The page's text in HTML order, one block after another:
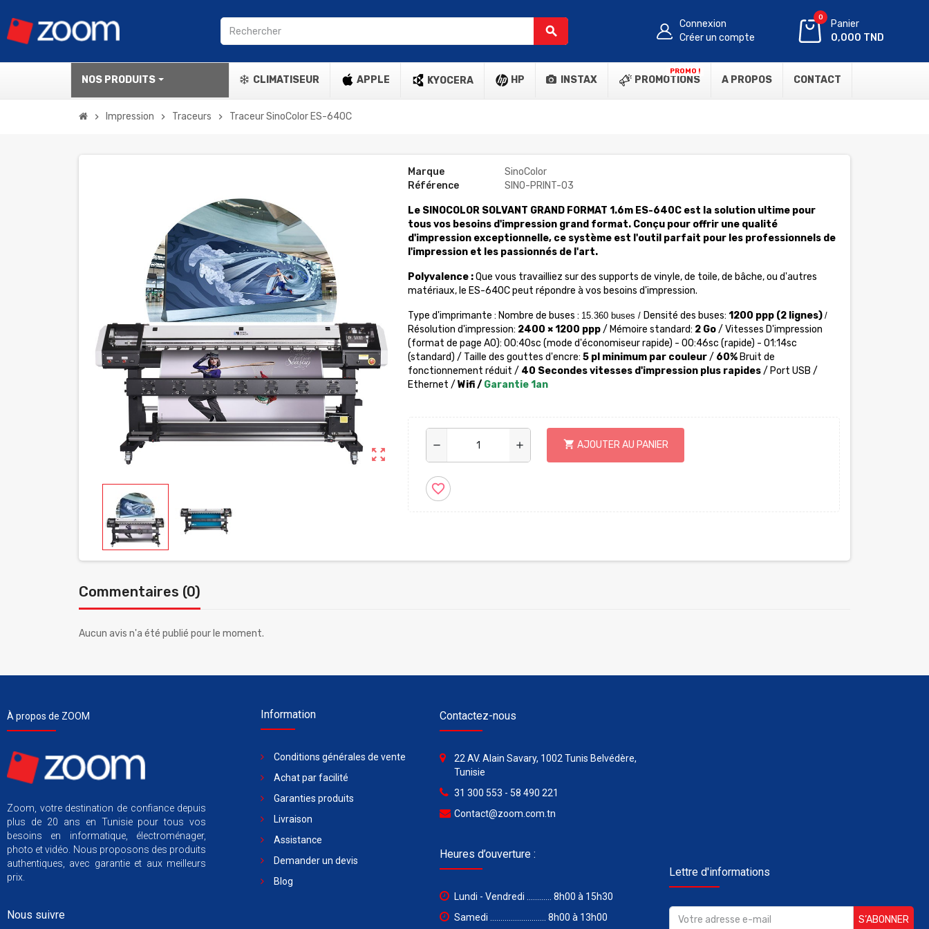
search
Connexion
Créer un compte
0
Panier
0,000 TND
NOS PRODUITS CLIMATISEUR APPLE KYOCERA HP INSTAX PROMOTIONS
PROMO !
A PROPOS CONTACT
chevron_right Impression chevron_right Traceurs chevron_right Traceur SinoColor ES-640C
zoom_out_map
Marque
SinoColor
Référence
SINO-PRINT-03
Le SINOCOLOR SOLVANT GRAND FORMAT 1.6m ES-640C est la solution ultime pour
tous vos besoins d'impression grand format. Conçu pour offrir une qualité
d'impression exceptionnelle, ce système est l'outil parfait pour les professionnels de
l'impression et les passionnés de l'art.
Polyvalence :Que vous travailliez sur des supports de vinyle, de toile, de bâche, ou d'autres
matériaux, le ES-640C peut répondre à vos besoins d'impression.
Type d'imprimante : Nombre de buses : 15.360 buses / Densité des buses: 1200 ppp (2 lignes) /
Résolution d'impression: 2400 × 1200 ppp/ Mémoire standard: 2 Go/ Vitesses D'impression
(format de page A0): 00:40sc (mode d'économiseur rapide) - 00:46sc (rapide) - 01:14sc
(standard) / Taille des gouttes d'encre: 5 pl minimum par couleur/ 60%Bruit de
fonctionnement réduit / 40 Secondes vitesses d'impression plus rapides/ Port USB /
Ethernet / Wifi / Garantie 1an
remove add shopping_cart AJOUTER AU PANIER
favorite_border
Commentaires (0)
Aucun avis n'a été publié pour le moment.
À propos de ZOOM
Zoom, votre destination de confiance depuis
plus de 20 ans en Tunisie pour tous vos
besoins en informatique, électroménager,
photo et vidéo. Nous proposons des produits
authentiques, avec garantie et aux meilleurs
prix.
Nous suivre
Information
Conditions générales de vente
Achat par facilité
Garanties produits
Livraison
Assistance
Demander un devis
Blog
Contactez-nous
22 AV. Alain Savary, 1002 Tunis Belvédère,
Tunisie
31 300 553 - 58 490 221
Contact@zoom.com.tn
Heures d’ouverture :
Lundi - Vendredi ............ 8h00 à 15h30
Samedi ........................... 8h00 à 13h00
Lettre d'informations
S’ABONNER